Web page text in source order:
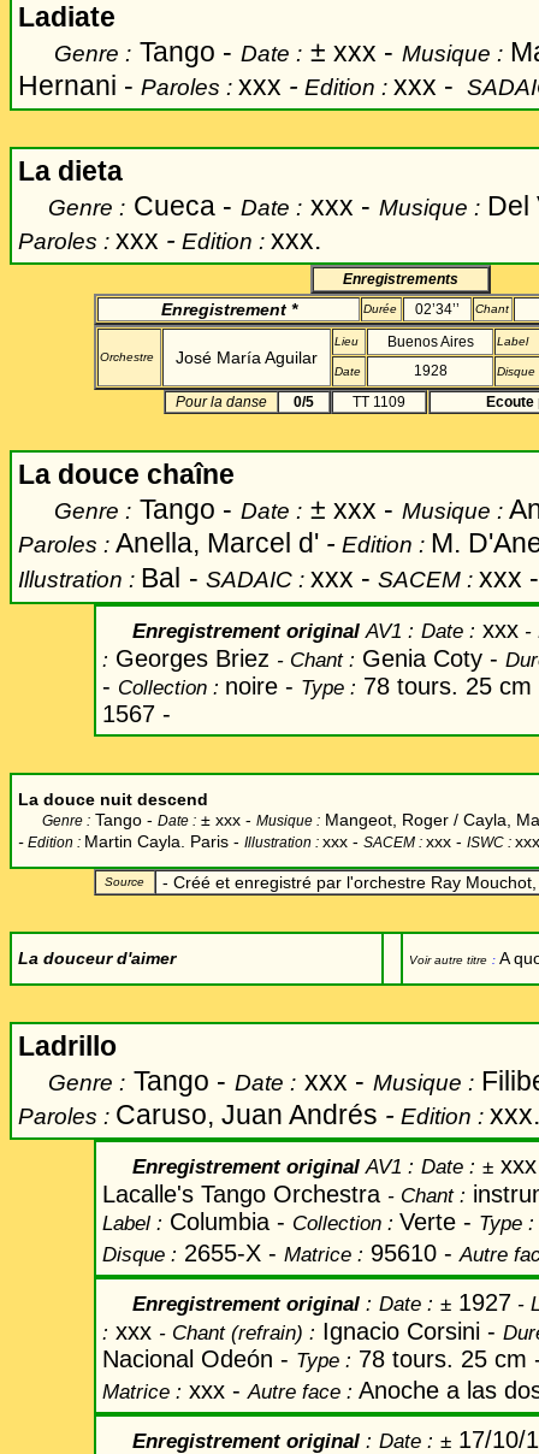
Ladiate
Genre : Tango - Date : ± xxx - Musique :
Hernani - Paroles : xxx - Edition : xxx -
La dieta
Genre : Cueca - Date : xxx - Musique : Del
Paroles : xxx - Edition : xxx.
Enregistrements
Enregistrement * Durée 02’34’’ Chant
Orchestre José María Aguilar
Lieu Buenos Aires Label
Date 1928 Disque
Pour la danse 0/5 TT 1109
La douce chaîne
Genre : Tango - Date : ± xxx - Musique :
Paroles : Anella, Marcel d' - Edition : M.
Illustration : Bal - SADAIC : xxx - SACEM : xxx
Enregistrement originalAV1 : Date : xxx -
: Georges Briez - Chant: Genia Coty -
- Collection : noire - Type : 78 tours. 25
1567 -
La douce nuit descend
Genre : Tango - Date : ± xxx - Musique : Mangeot, Roger / Cayla,
- Edition : Martin Cayla. Paris - Illustration : xxx - SACEM : xxx - ISWC :
Source - Créé et enregistré par l'orchestre Ray
La douceur d'aimer Voir autre titre : A
Ladrillo
Genre : Tango - Date : xxx - Musique :
Paroles : Caruso, Juan Andrés - Edition : xxx.
Enregistrement originalAV1 : Date : ± xxx
Lacalle's Tango Orchestra - Chant:
Label : Columbia - Collection : Verte - Type :
Disque : 2655-X - Matrice : 95610 - Autre
Enregistrement original : Date : ± 1927 -
: xxx - Chant(refrain) : Ignacio Corsini -
Nacional Odeón - Type : 78 tours. 25 cm
Matrice : xxx - Autre face : Anoche a las
Enregistrement original : Date : ± 17/10/